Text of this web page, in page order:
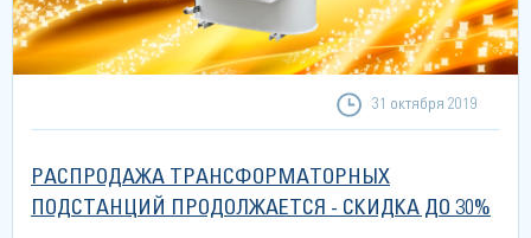
31 октября 2019
РАСПРОДАЖА ТРАНСФОРМАТОРНЫХ
ПОДСТАНЦИЙ ПРОДОЛЖАЕТСЯ - СКИДКА ДО 30%